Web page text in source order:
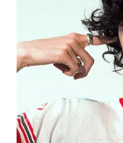
FOTO
CONCORSI
EVENTI